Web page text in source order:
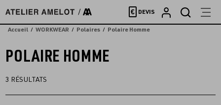
directement
au
€ DEVIS
Accueil WORKWEAR Polaires Polaire Homme
POLAIRE HOMME
3 RÉSULTATS